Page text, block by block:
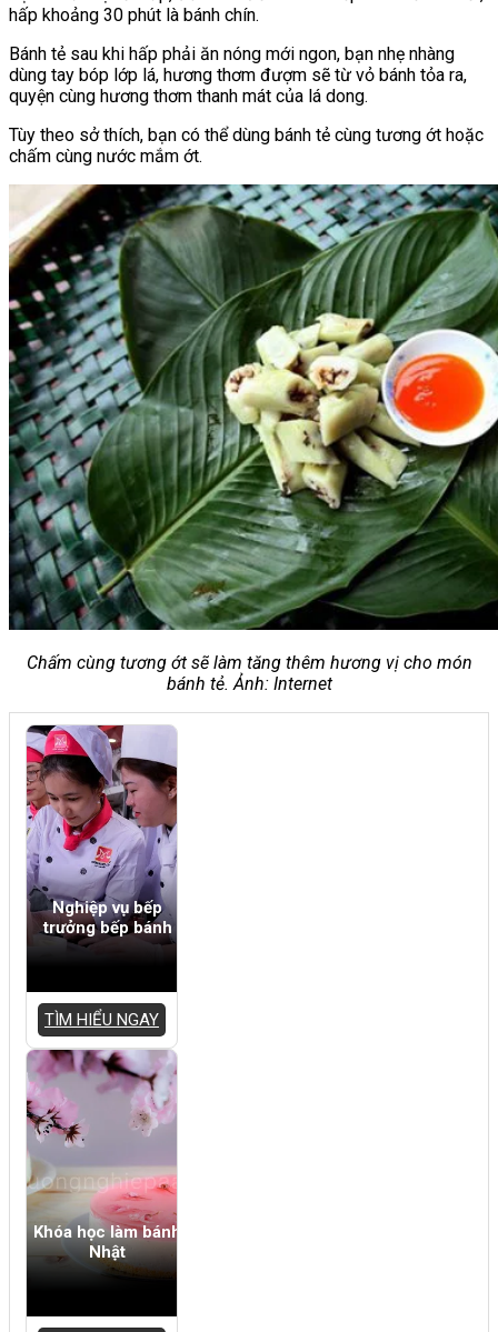
hấp khoảng 30 phút là bánh chín.
Bánh tẻ sau khi hấp phải ăn nóng mới ngon, bạn nhẹ nhàng
dùng tay bóp lớp lá, hương thơm đượm sẽ từ vỏ bánh tỏa ra,
quyện cùng hương thơm thanh mát của lá dong.
Tùy theo sở thích, bạn có thể dùng bánh tẻ cùng tương ớt hoặc
chấm cùng nước mắm ớt.
Chấm cùng tương ớt sẽ làm tăng thêm hương vị cho món
bánh tẻ. Ảnh: Internet
Nghiệp vụ bếp
trưởng bếp bánh
TÌM HIỂU NGAY
Khóa học làm bánh
Nhật